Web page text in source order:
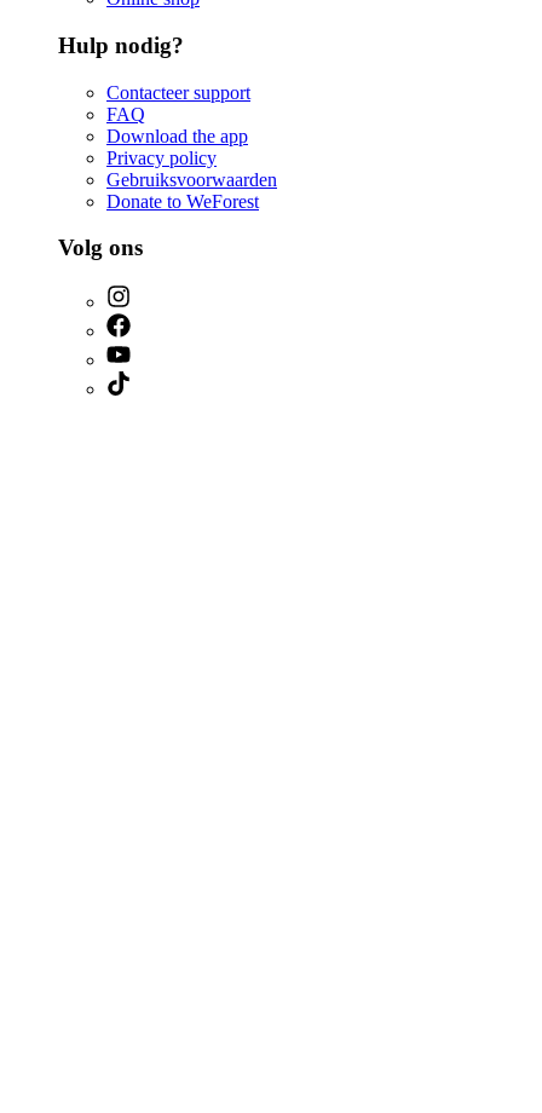
Hulp nodig?
Contacteer support
FAQ
Download the app
Privacy policy
Gebruiksvoorwaarden
Donate to WeForest
Volg ons